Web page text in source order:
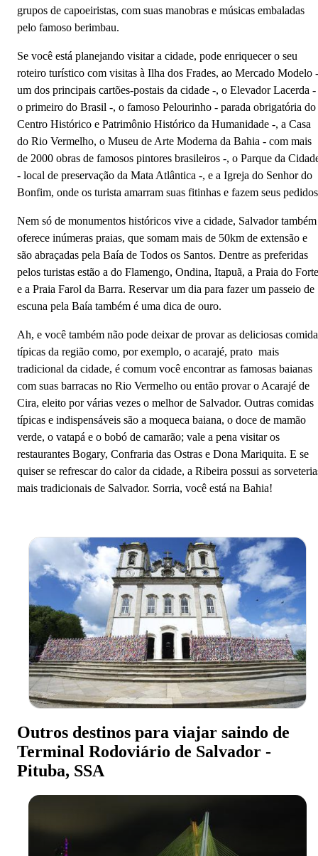
grupos de capoeiristas, com suas manobras e músicas embaladas
pelo famoso berimbau.
Se você está planejando visitar a cidade, pode enriquecer o seu
roteiro turístico com visitas à Ilha dos Frades, ao Mercado Modelo -
um dos principais cartões-postais da cidade -, o Elevador Lacerda -
o primeiro do Brasil -, o famoso Pelourinho - parada obrigatória do
Centro Histórico e Patrimônio Histórico da Humanidade -, a Casa
do Rio Vermelho, o Museu de Arte Moderna da Bahia - com mais
de 2000 obras de famosos pintores brasileiros -, o Parque da
- local de preservação da Mata Atlântica -, e a Igreja do Senhor do
Bonfim, onde os turista amarram suas fitinhas e fazem seus
Nem só de monumentos históricos vive a cidade, Salvador também
oferece inúmeras praias, que somam mais de 50km de extensão e
são abraçadas pela Baía de Todos os Santos. Dentre as preferidas
pelos turistas estão a do Flamengo, Ondina, Itapuã, a Praia do Forte
e a Praia Farol da Barra. Reservar um dia para fazer um passeio de
escuna pela Baía também é uma dica de ouro.
Ah, e você também não pode deixar de provar as deliciosas
típicas da região como, por exemplo, o acarajé, prato mais
tradicional da cidade, é comum você encontrar as famosas baianas
com suas barracas no Rio Vermelho ou então provar o Acarajé de
Cira, eleito por várias vezes o melhor de Salvador. Outras comidas
típicas e indispensáveis são a moqueca baiana, o doce de mamão
verde, o vatapá e o bobó de camarão; vale a pena visitar os
restaurantes Bogary, Confraria das Ostras e Dona Mariquita. E se
quiser se refrescar do calor da cidade, a Ribeira possui as
mais tradicionais de Salvador. Sorria, você está na Bahia!
Outros destinos para viajar saindo de
Terminal Rodoviário de Salvador -
Pituba, SSA